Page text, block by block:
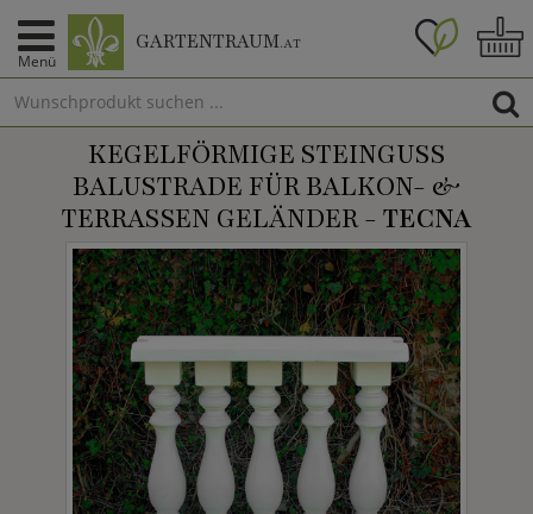
Menü
GARTENTRAUM.AT
KEGELFÖRMIGE STEINGUSS
BALUSTRADE FÜR BALKON- &
TERRASSEN GELÄNDER - TECNA